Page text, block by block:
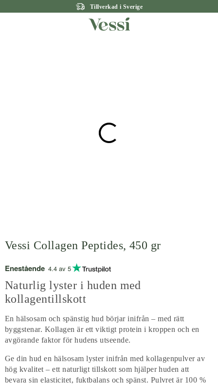
Tillverkad i Sverige
Vessi Collagen Peptides, 450 gr
Enestående 4.4 av 5
Naturlig lyster i huden med
kollagentillskott
En hälsosam och spänstig hud börjar inifrån – med rätt
byggstenar. Kollagen är ett viktigt protein i kroppen och en
avgörande faktor för hudens utseende.
Ge din hud en hälsosam lyster inifrån med kollagenpulver av
hög kvalitet – ett naturligt tillskott som hjälper huden att
bevara sin elasticitet, fuktbalans och spänst. Pulvret är 100 %